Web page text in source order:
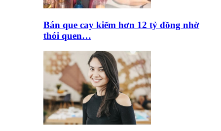
Bán que cay kiếm hơn 12 tỷ đồng nhờ
thói quen…